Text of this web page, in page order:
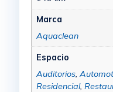
Marca
Aquaclean
Espacio
Auditorios,
Residencial,